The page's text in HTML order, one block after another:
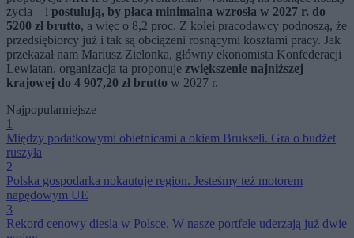
życia – i postulują, by płaca minimalna wzrosła w 2027 r. do
5200 zł brutto, a więc o 8,2 proc. Z kolei pracodawcy podnoszą, że
przedsiębiorcy już i tak są obciążeni rosnącymi kosztami pracy. Jak
przekazał nam Mariusz Zielonka, główny ekonomista Konfederacji
Lewiatan, organizacja ta proponuje zwiększenie najniższej
krajowej do 4 907,20 zł brutto w 2027 r.
Najpopularniejsze
1
Między podatkowymi obietnicami a okiem Brukseli. Gra o budżet
ruszyła
2
Polska gospodarka nokautuje region. Jesteśmy też motorem
napędowym UE
3
Rekord cenowy diesla w Polsce. W nasze portfele uderzają już dwie